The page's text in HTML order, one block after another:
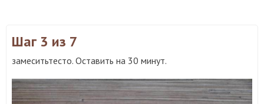
Шаг 3 из 7
замеситьтесто. Оставить на 30 минут.